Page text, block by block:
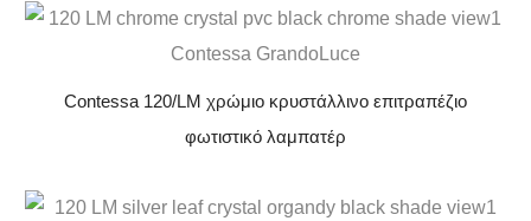
Contessa 120/LM χρώμιο κρυστάλλινο επιτραπέζιο
φωτιστικό λαμπατέρ